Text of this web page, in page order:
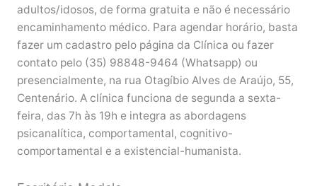
adultos/idosos, de forma gratuita e não é necessário
encaminhamento médico. Para agendar horário, basta
fazer um cadastro pelo página da Clínica ou fazer
contato pelo (35) 98848-9464 (Whatsapp) ou
presencialmente, na rua Otagíbio Alves de Araújo, 55,
Centenário. A clínica funciona de segunda a sexta-
feira, das 7h às 19h e integra as abordagens
psicanalítica, comportamental, cognitivo-
comportamental e a existencial-humanista.